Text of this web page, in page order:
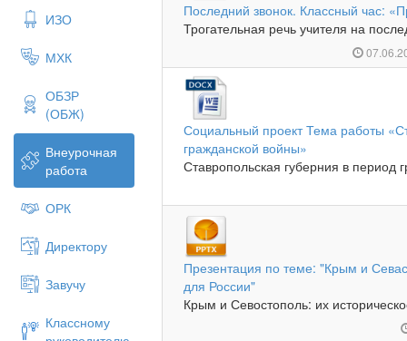
ИЗО
МХК
ОБЗР
(ОБЖ)
Внеурочная
работа
ОРК
Директору
Завучу
Классному
Последний звонок. Классный час:
Трогательная речь учителя на
Социальный проект Тема работы
гражданской войны»
Ставропольская губерния в период
Презентация по теме: "Крым и
для России"
Крым и Севостополь: их